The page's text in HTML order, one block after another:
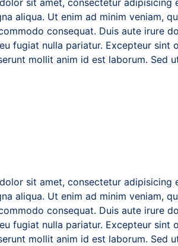
sit amet, consectetur
aliqua. Ut enim ad minim veniam,
consequat. Duis aute irure
fugiat nulla pariatur. Excepteur
mollit anim id est laborum. Sed
sit amet, consectetur
aliqua. Ut enim ad minim veniam,
consequat. Duis aute irure
fugiat nulla pariatur. Excepteur
mollit anim id est laborum. Sed